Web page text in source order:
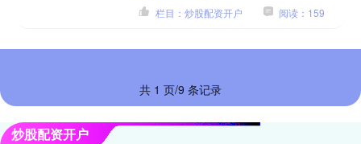
栏目：炒股配资开户 阅读：159
共 1 页/9 条记录
炒股配资开户